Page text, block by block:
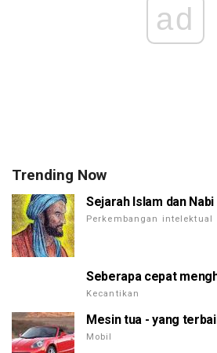
ad
Trending Now
Sejarah Islam dan
Perkembangan intelektual
Seberapa cepat
Kecantikan
Mesin tua - yang
Mobil